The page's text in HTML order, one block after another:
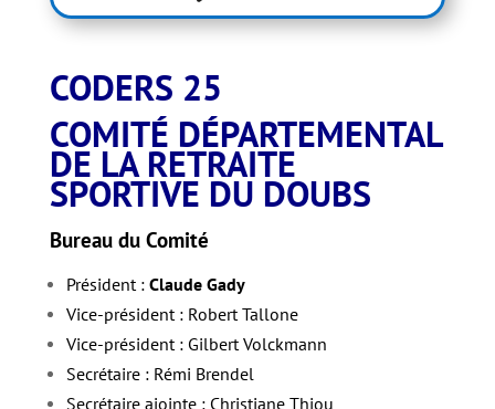
CODERS 25
COMITÉ DÉPARTEMENTAL
DE LA RETRAITE
SPORTIVE DU DOUBS
Bureau du Comité
Président : Claude Gady
Vice-président : Robert Tallone
Vice-président : Gilbert Volckmann
Secrétaire : Rémi Brendel
Secrétaire ajointe : Christiane Thiou